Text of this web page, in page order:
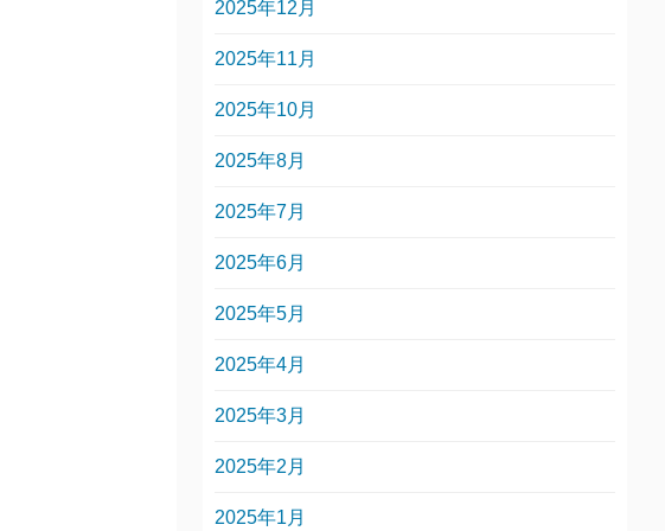
2025年12月
2025年11月
2025年10月
2025年8月
2025年7月
2025年6月
2025年5月
2025年4月
2025年3月
2025年2月
2025年1月